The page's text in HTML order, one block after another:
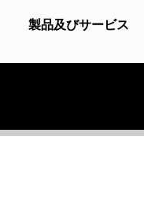
製品及びサービス